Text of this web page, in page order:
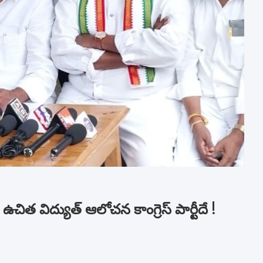
ఉచిత విద్యుత్ ఆలోచన కాంగ్రెస్ పార్టీదే !